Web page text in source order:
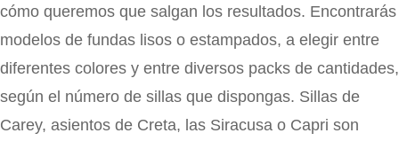
cómo queremos que salgan los resultados. Encontrarás
modelos de fundas lisos o estampados, a elegir entre
diferentes colores y entre diversos packs de cantidades,
según el número de sillas que dispongas. Sillas de
Carey, asientos de Creta, las Siracusa o Capri son